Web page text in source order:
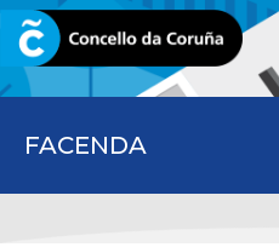
FACENDA
CORUNA.GAL